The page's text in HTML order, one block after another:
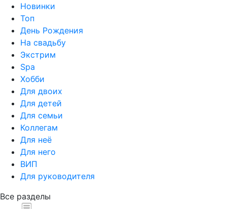
Новинки
Топ
День Рождения
На свадьбу
Экстрим
Spa
Хобби
Для двоих
Для детей
Для семьи
Коллегам
Для неё
Для него
ВИП
Для руководителя
Все разделы